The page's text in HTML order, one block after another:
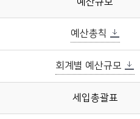
예산총칙
회계별 예산규모
세입총괄표